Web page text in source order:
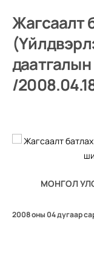
Жагсаалт
/
МОНГОЛ
2008 оны 04 дугаар